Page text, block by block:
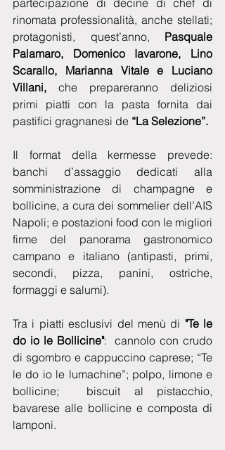
rinomata professionalità, anche stellati;
protagonisti, quest’anno, Pasquale
Palamaro, Domenico Iavarone, Lino
Scarallo, Marianna Vitale e Luciano
Villani, che prepareranno deliziosi
primi piatti con la pasta fornita dai
pastifici gragnanesi de “La Selezione”.
Il format della kermesse prevede:
banchi d’assaggio dedicati alla
somministrazione di champagne e
bollicine, a cura dei sommelier dell’AIS
Napoli; e postazioni food con le migliori
firme del panorama gastronomico
campano e italiano (antipasti, primi,
secondi, pizza, panini, ostriche,
formaggi e salumi).
Tra i piatti esclusivi del menù di "Te le
do io le Bollicine":  cannolo con crudo
di sgombro e cappuccino caprese; “Te
le do io le lumachine”; polpo, limone e
bollicine;  biscuit al pistacchio,
bavarese alle bollicine e composta di
lamponi.